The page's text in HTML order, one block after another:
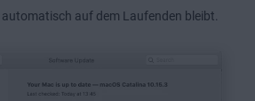
auf dem Laufenden bleibt.